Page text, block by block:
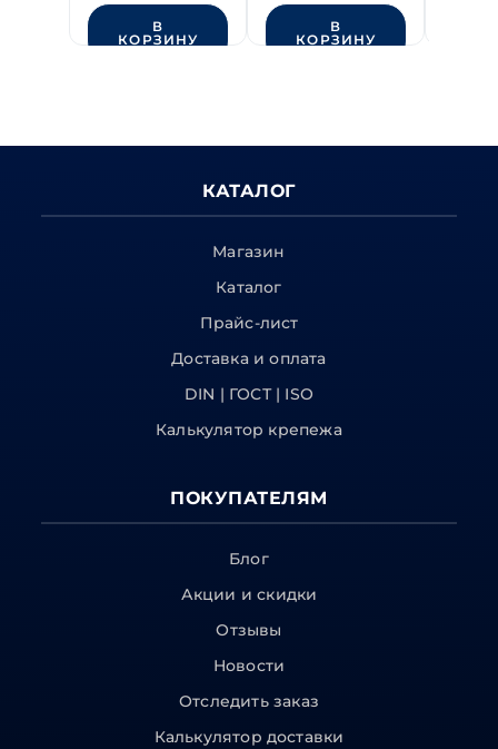
В
КОРЗИНУ
В
КОРЗИНУ
КАТАЛОГ
Магазин
Каталог
Прайс-лист
Доставка и оплата
DIN | ГОСТ | ISO
Калькулятор крепежа
ПОКУПАТЕЛЯМ
Блог
Акции и скидки
Отзывы
Новости
Отследить заказ
Калькулятор доставки